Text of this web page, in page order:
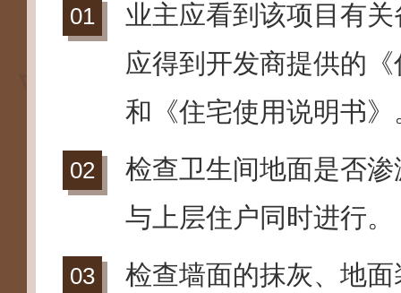
业主应看到该项目有
应得到开发商提供的
和《住宅使用说明书》
检查卫生间地面是否
与上层住户同时进行。
检查墙面的抹灰、地